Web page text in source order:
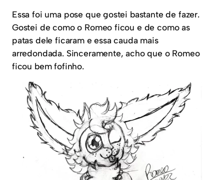
Essa foi uma pose que gostei bastante de fazer.
Gostei de como o Romeo ficou e de como as
patas dele ficaram e essa cauda mais
arredondada. Sinceramente, acho que o Romeo
ficou bem fofinho.